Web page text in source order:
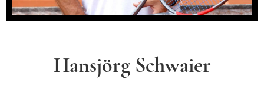
Hansjörg Schwaier